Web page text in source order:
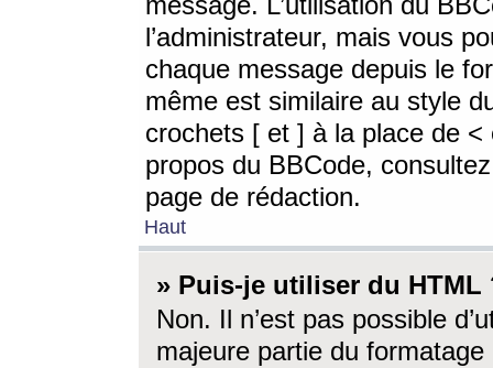
l’administrateur, mais vous
chaque message depuis le
même est similaire au style
crochets [ et ] à la place de <
propos du BBCode,
page de rédaction.
Haut
» Puis-je utiliser du HTML
Non. Il n’est pas possible
majeure partie du